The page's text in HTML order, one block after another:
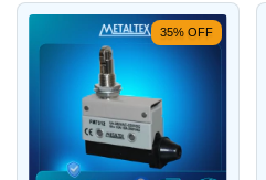
35% OFF